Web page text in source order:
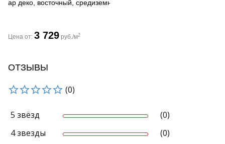
ар деко, восточный, средиземноморский
Цена от: 3 729 руб./м2
ОТЗЫВЫ
(0)
5 звёзд
(0)
4 звезды
(0)